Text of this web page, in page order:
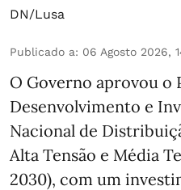
DN/Lusa
Publicado a: 06 Agosto 2026,
O Governo aprovou o
Desenvolvimento e
Nacional de
Alta Tensão e Média
2030), com um